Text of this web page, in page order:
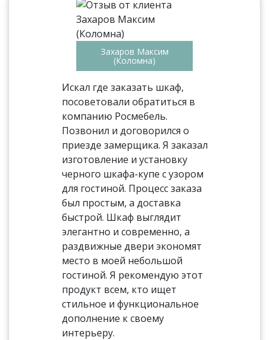
Захаров Максим
(Коломна)
Искал где заказать шкаф,
посоветовали обратиться в
компанию Росмебель.
Позвонил и договорился о
приезде замерщика. Я заказал
изготовление и установку
черного шкафа-купе с узором
для гостиной. Процесс заказа
был простым, а доставка
быстрой. Шкаф выглядит
элегантно и современно, а
раздвижные двери экономят
место в моей небольшой
гостиной. Я рекомендую этот
продукт всем, кто ищет
стильное и функциональное
дополнение к своему
интерьеру.